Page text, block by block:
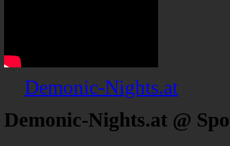
Demonic-Nights.at
Demonic-Nights.at @